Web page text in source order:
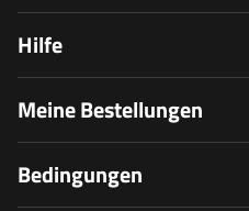
Hilfe
Meine Bestellungen
Bedingungen